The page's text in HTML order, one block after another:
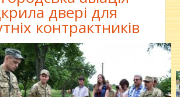
двері для
контрактників